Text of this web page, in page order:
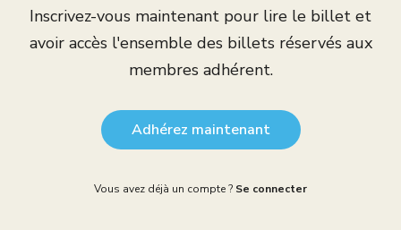
Inscrivez-vous maintenant pour lire le billet et
avoir accès l'ensemble des billets réservés aux
membres adhérent.
Adhérez maintenant
Vous avez déjà un compte ? Se connecter